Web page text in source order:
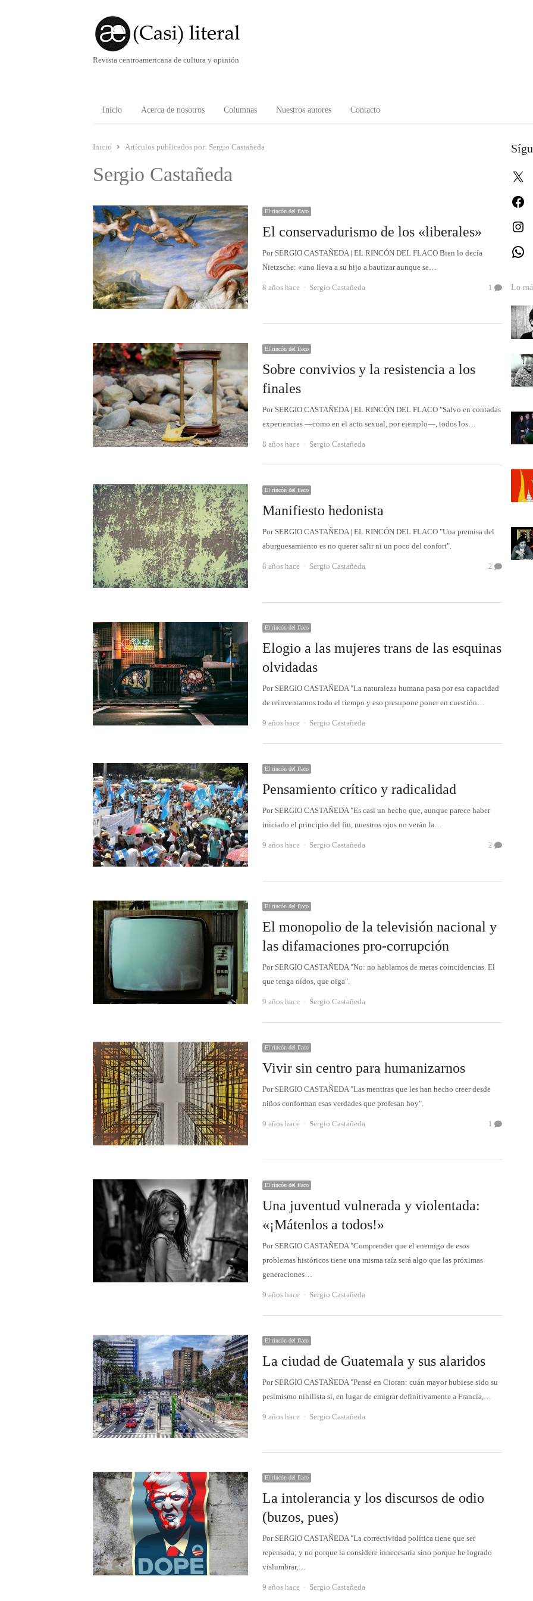
Revista centroamericana de cultura y opinión
Inicio Acerca de nosotros Columnas Nuestros autores Contacto
Inicio Artículos publicados por: Sergio Castañeda
Sergio Castañeda
El rincón del flaco
El conservadurismo de los «liberales»
Por SERGIO CASTAÑEDA | EL RINCÓN DEL FLACO Bien lo decía
Nietzsche: «uno lleva a su hijo a bautizar aunque se…
8 años hace Autor
Sergio Castañeda 1
El rincón del flaco
Sobre convivios y la resistencia a los
finales
Por SERGIO CASTAÑEDA | EL RINCÓN DEL FLACO "Salvo en contadas
experiencias ―como en el acto sexual, por ejemplo―, todos los…
8 años hace Autor
Sergio Castañeda
El rincón del flaco
Manifiesto hedonista
Por SERGIO CASTAÑEDA | EL RINCÓN DEL FLACO "Una premisa del
aburguesamiento es no querer salir ni un poco del confort".
8 años hace Autor
Sergio Castañeda 2
El rincón del flaco
Elogio a las mujeres trans de las esquinas
olvidadas
Por SERGIO CASTAÑEDA "La naturaleza humana pasa por esa capacidad
de reinventarnos todo el tiempo y eso presupone poner en cuestión…
9 años hace Autor
Sergio Castañeda
El rincón del flaco
Pensamiento crítico y radicalidad
Por SERGIO CASTAÑEDA "Es casi un hecho que, aunque parece haber
iniciado el principio del fin, nuestros ojos no verán la…
9 años hace Autor
Sergio Castañeda 2
El rincón del flaco
El monopolio de la televisión nacional y
las difamaciones pro-corrupción
Por SERGIO CASTAÑEDA "No: no hablamos de meras coincidencias. El
que tenga oídos, que oiga".
9 años hace Autor
Sergio Castañeda
El rincón del flaco
Vivir sin centro para humanizarnos
Por SERGIO CASTAÑEDA "Las mentiras que les han hecho creer desde
niños conforman esas verdades que profesan hoy".
9 años hace Autor
Sergio Castañeda 1
El rincón del flaco
Una juventud vulnerada y violentada:
«¡Mátenlos a todos!»
Por SERGIO CASTAÑEDA "Comprender que el enemigo de esos
problemas históricos tiene una misma raíz será algo que las próximas
generaciones…
9 años hace Autor
Sergio Castañeda
El rincón del flaco
La ciudad de Guatemala y sus alaridos
Por SERGIO CASTAÑEDA "Pensé en Cioran: cuán mayor hubiese sido su
pesimismo nihilista si, en lugar de emigrar definitivamente a Francia,…
9 años hace Autor
Sergio Castañeda
El rincón del flaco
La intolerancia y los discursos de odio
(buzos, pues)
Por SERGIO CASTAÑEDA "La correctividad política tiene que ser
repensada; y no porque la considere innecesaria sino porque he logrado
vislumbrar,…
9 años hace Autor
Sergio Castañeda
Lo